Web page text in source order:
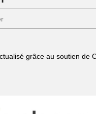
grâce au soutien de